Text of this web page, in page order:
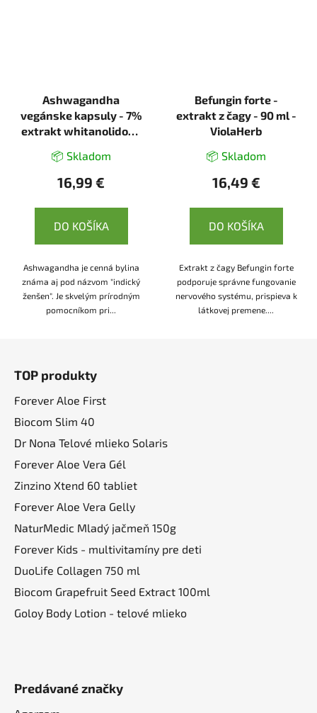
Ashwagandha
vegánske kapsuly - 7%
extrakt whitanolidov -
📦 Skladom
16,99 €
DO KOŠÍKA
Ashwagandha je cenná bylina
známa aj pod názvom "indický
ženšen". Je skvelým prírodným
pomocníkom pri...
Befungin forte -
extrakt z čagy - 90 ml -
ViolaHerb
📦 Skladom
16,49 €
DO KOŠÍKA
Extrakt z čagy Befungin forte
podporuje správne fungovanie
nervového systému, prispieva k
látkovej premene....
TOP produkty
Forever Aloe First
Biocom Slim 40
Dr Nona Telové mlieko Solaris
Forever Aloe Vera Gél
Zinzino Xtend 60 tabliet
Forever Aloe Vera Gelly
NaturMedic Mladý jačmeň 150g
Forever Kids - multivitamíny pre deti
DuoLife Collagen 750 ml
Biocom Grapefruit Seed Extract 100ml
Goloy Body Lotion - telové mlieko
Predávané značky